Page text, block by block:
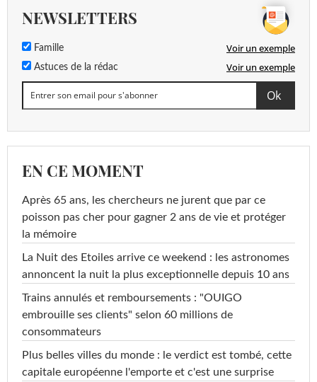
NEWSLETTERS
Famille Voir un exemple
Astuces de la rédac Voir un exemple
EN CE MOMENT
Après 65 ans, les chercheurs ne jurent que par ce
poisson pas cher pour gagner 2 ans de vie et protéger
la mémoire
La Nuit des Etoiles arrive ce weekend : les astronomes
annoncent la nuit la plus exceptionnelle depuis 10 ans
Trains annulés et remboursements : "OUIGO
embrouille ses clients" selon 60 millions de
consommateurs
Plus belles villes du monde : le verdict est tombé, cette
capitale européenne l'emporte et c'est une surprise